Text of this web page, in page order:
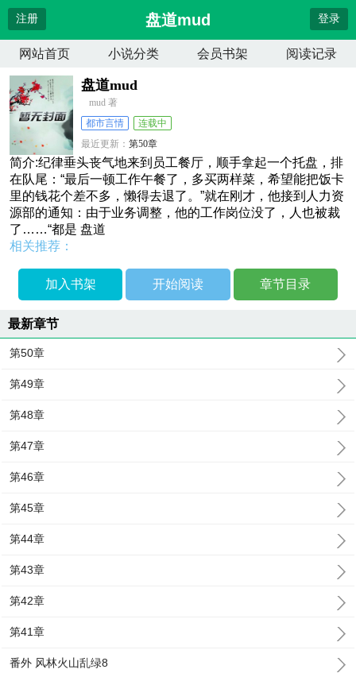
注册 盘道mud 登录
网站首页 小说分类 会员书架 阅读记录
盘道mud
mud 著
都市言情
连载中
最近更新：第50章
更新时间：2026-04-14 01:16:17
简介:纪律垂头丧气地来到员工餐厅，顺手拿起一个托盘，排
在队尾：“最后一顿工作午餐了，多买两样菜，希望能把饭卡
里的钱花个差不多，懒得去退了。”就在刚才，他接到人力资
源部的通知：由于业务调整，他的工作岗位没了，人也被裁
了……“都是 盘道
相关推荐：
加入书架 开始阅读 章节目录
最新章节
第50章
第49章
第48章
第47章
第46章
第45章
第44章
第43章
第42章
第41章
番外 风林火山乱绿8